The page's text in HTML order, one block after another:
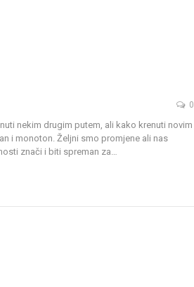
0
nekim drugim putem, ali kako krenuti novim
i monoton. Željni smo promjene ali nas
znači i biti spreman za